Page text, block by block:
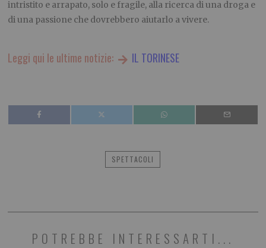
intristito e arrapato, solo e fragile, alla ricerca di una droga e
di una passione che dovrebbero aiutarlo a vivere.
Leggi qui le ultime notizie: IL TORINESE
SPETTACOLI
POTREBBE INTERESSARTI...